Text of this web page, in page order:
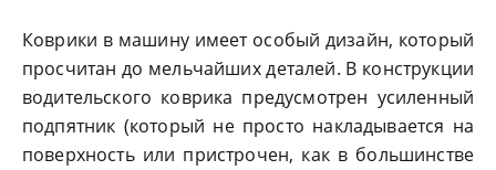
Коврики в машинуимеет особый дизайн, который
просчитан до мельчайших деталей. В конструкции
водительского коврика предусмотрен усиленный
подпятник (который не просто накладывается на
поверхность или пристрочен, как в большинстве